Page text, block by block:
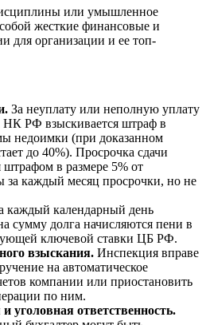
или умышленное
жесткие финансовые и
для организации и ее топ-
За неуплату или неполную уплату
НК РФ взыскивается штраф в
недоимки (при доказанном
до 40%). Просрочка сдачи
штрафом в размере 5% от
за каждый месяц просрочки, но не
каждый календарный день
сумму долга начисляются пени в
ключевой ставки ЦБ РФ.
взыскания. Инспекция вправе
на автоматическое
компании или приостановить
по ним.
уголовная ответственность.